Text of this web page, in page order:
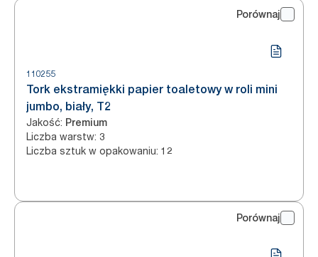
Porównaj
110255
Tork ekstramiękki papier toaletowy w roli mini
jumbo, biały, T2
Jakość: Premium
Liczba warstw: 3
Liczba sztuk w opakowaniu: 12
Porównaj